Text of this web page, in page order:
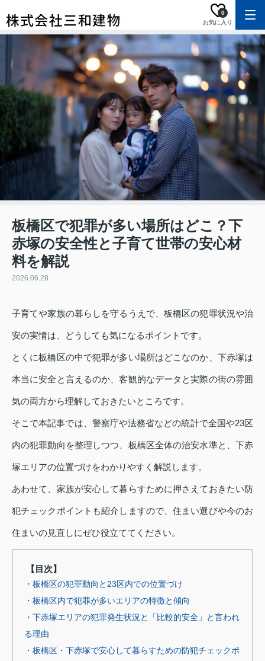
お気に入り
0
板橋区で犯罪が多い場所はどこ？下
赤塚の安全性と子育て世帯の安心材
料を解説
2026.06.28
子育てや家族の暮らしを守るうえで、板橋区の犯罪状況や治
安の実情は、どうしても気になるポイントです。
とくに板橋区の中で犯罪が多い場所はどこなのか、下赤塚は
本当に安全と言えるのか、客観的なデータと実際の街の雰囲
気の両方から理解しておきたいところです。
そこで本記事では、警察庁や法務省などの統計で全国や23区
内の犯罪動向を整理しつつ、板橋区全体の治安水準と、下赤
塚エリアの位置づけをわかりやすく解説します。
あわせて、家族が安心して暮らすために押さえておきたい防
犯チェックポイントも紹介しますので、住まい選びや今のお
住まいの見直しにぜひ役立ててください。
【目次】
・板橋区の犯罪動向と23区内での位置づけ
・板橋区内で犯罪が多いエリアの特徴と傾向
・下赤塚エリアの犯罪発生状況と「比較的安全」と言われ
る理由
・板橋区・下赤塚で安心して暮らすための防犯チェックポ